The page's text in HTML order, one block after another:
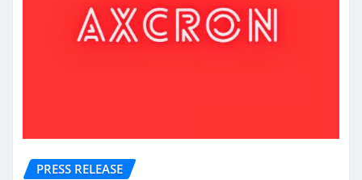
PRESS RELEASE